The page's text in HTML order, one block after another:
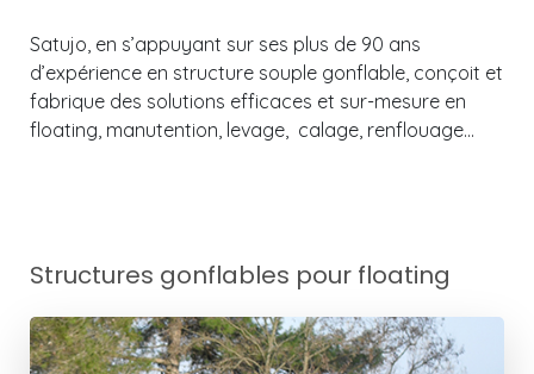
Satujo, en s’appuyant sur ses plus de 90 ans
d’expérience en structure souple gonflable, conçoit et
fabrique des solutions efficaces et sur-mesure en
floating, manutention, levage, calage, renflouage…
Structures gonflables pour floating